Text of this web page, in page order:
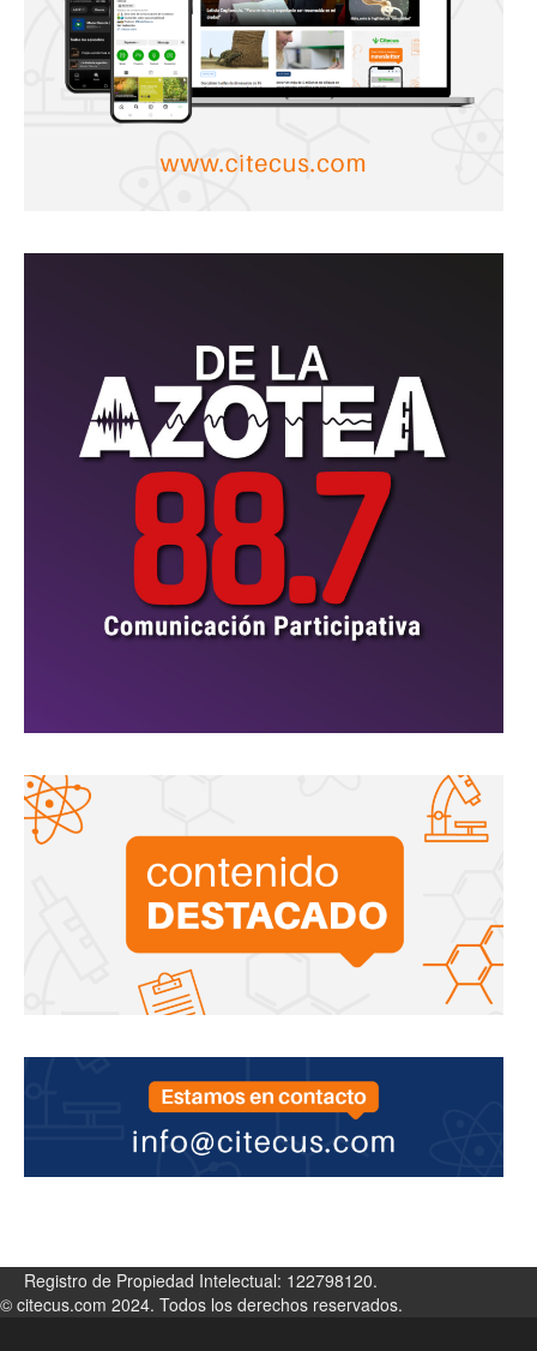
Registro de Propiedad Intelectual: 122798120.
© citecus.com 2024. Todos los derechos reservados.